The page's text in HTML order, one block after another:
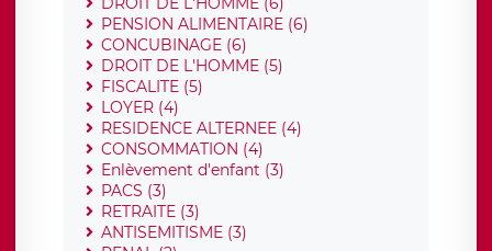
PENSION ALIMENTAIRE (6)
CONCUBINAGE (6)
DROIT DE L'HOMME (5)
FISCALITE (5)
LOYER (4)
RESIDENCE ALTERNEE (4)
CONSOMMATION (4)
Enlèvement d'enfant (3)
PACS (3)
RETRAITE (3)
ANTISEMITISME (3)